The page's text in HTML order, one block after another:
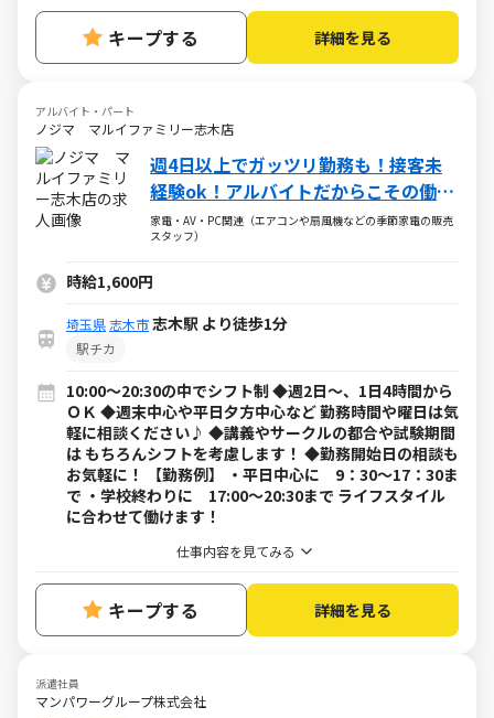
キープする 詳細を見る
アルバイト・パート
ノジマ マルイファミリー志木店
週4日以上でガッツリ勤務も！接客未
経験ok！アルバイトだからこその働き
やすさを実現します！
家電・AV・PC関連（エアコンや扇風機などの季節家電の販売
スタッフ）
時給1,600円
埼玉県志木市志木駅 より徒歩1分
駅チカ
10:00～20:30の中でシフト制 ◆週2日～、1日4時間から
ＯＫ ◆週末中心や平日夕方中心など 勤務時間や曜日は気
軽に相談ください♪ ◆講義やサークルの都合や試験期間
は もちろんシフトを考慮します！ ◆勤務開始日の相談も
お気軽に！ 【勤務例】 ・平日中心に 9：30～17：30ま
で ・学校終わりに 17:00～20:30まで ライフスタイル
に合わせて働けます！
仕事内容を見てみる
キープする 詳細を見る
派遣社員
マンパワーグループ株式会社